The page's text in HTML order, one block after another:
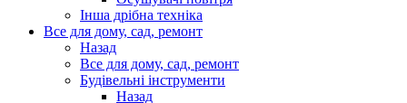
Інша дрібна техніка
Все для дому, сад, ремонт
Назад
Все для дому, сад, ремонт
Будівельні інструменти
Назад